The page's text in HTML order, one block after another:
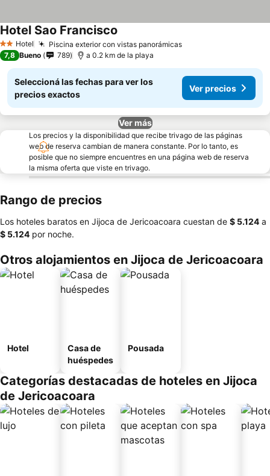
2 Estrellas
Hotel Piscina exterior con vistas panorámicas
Hotel Sao Francisco
7,8 Bueno 789 a 0.2 km de la playa
Seleccioná las fechas para ver los
precios exactos
Ver precios
Ver más
Los precios y la disponibilidad que recibe trivago de las páginas
web de reserva cambian de manera constante. Por lo tanto, es
posible que no siempre encuentres en una página web de reserva
la misma oferta que viste en trivago.
Rango de precios
Los hoteles baratos en Jijoca de Jericoacoara cuestan de ‎$ 5.124 a
‎$ 5.124 por noche.
Otros alojamientos en Jijoca de Jericoacoara
Hotel
Casa de
huéspedes
Pousada
Categorías destacadas de hoteles en Jijoca
de Jericoacoara